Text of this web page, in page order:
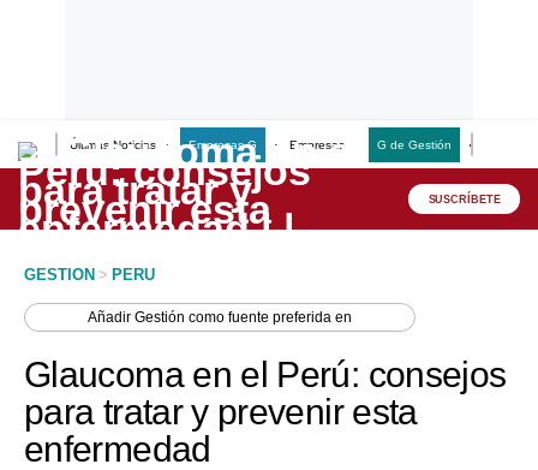
Últimas Noticias Empresas G Empresas G de Gestión
Lo último
Peru Quiosco
Economía
Mercados
SUSCRÍBETE
GESTION > PERU
AñadirGestión como fuente preferida en
Glaucoma en el Perú: consejos
para tratar y prevenir esta
enfermedad